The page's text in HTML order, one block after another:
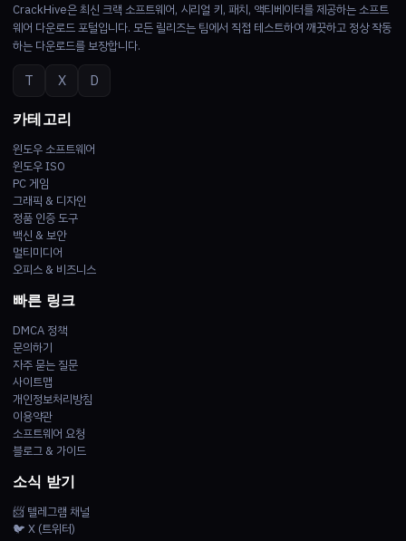
CrackHive은 최신 크랙 소프트웨어, 시리얼 키, 패치, 액티베이터를 제공하는 소프트
웨어 다운로드 포털입니다. 모든 릴리즈는 팀에서 직접 테스트하여 깨끗하고 정상 작동
하는 다운로드를 보장합니다.
T X D
카테고리
윈도우 소프트웨어
윈도우 ISO
PC 게임
그래픽 & 디자인
정품 인증 도구
백신 & 보안
멀티미디어
오피스 & 비즈니스
빠른 링크
DMCA 정책
문의하기
자주 묻는 질문
사이트맵
개인정보처리방침
이용약관
소프트웨어 요청
블로그 & 가이드
소식 받기
📨 텔레그램 채널
🐦 X (트위터)